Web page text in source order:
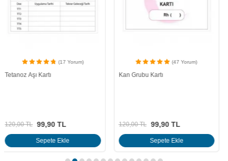
(47 Yorum)
Kan Grubu Kartı
120,00TL 99,90TL
Sepete Ekle
(12 Yorum)
Hepatit B Aşı Kartı
120,00TL 99,90TL
Sepete Ekle